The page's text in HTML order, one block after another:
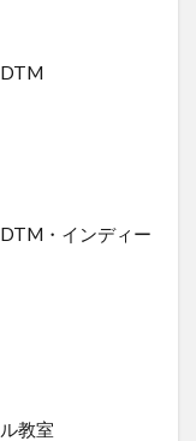
・インディー
教室